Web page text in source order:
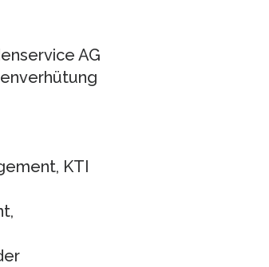
AG
KTI